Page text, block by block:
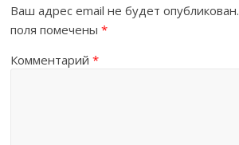
Ваш адрес email не будет опубликован.
поля помечены*
Комментарий*